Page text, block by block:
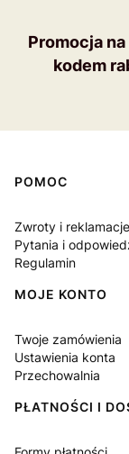
Promocja
kodem
Linki w
POMOC
Zwroty i reklamacje
Pytania i
Regulamin
MOJE KONTO
Twoje zamówienia
Ustawienia konta
Przechowalnia
PŁATNOŚCI I